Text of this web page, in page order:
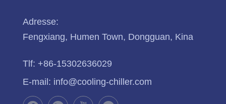
Adresse:
Fengxiang, Humen Town, Dongguan, Kina
Tlf: +86-15302636029
E-mail: info@cooling-chiller.com